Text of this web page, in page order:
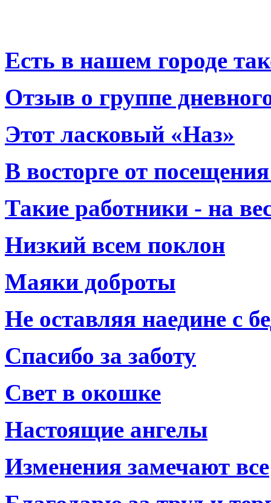
Есть в нашем городе
Отзыв о группе
Этот ласковый «Наз»
В восторге от
Такие работники - на
Низкий всем поклон
Маяки доброты
Не оставляя наедине с
Спасибо за заботу
Свет в окошке
Настоящие ангелы
Изменения замечают все